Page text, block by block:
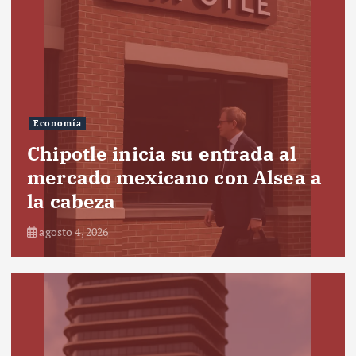
Economía
Chipotle inicia su entrada al
mercado mexicano con Alsea a
la cabeza
agosto 4, 2026